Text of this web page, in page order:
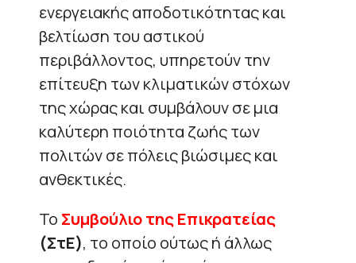
ενεργειακής αποδοτικότητας και
βελτίωση του αστικού
περιβάλλοντος, υπηρετούν την
επίτευξη των κλιματικών στόχων
της χώρας και συμβάλουν σε μια
καλύτερη ποιότητα ζωής των
πολιτών σε πόλεις βιώσιμες και
ανθεκτικές.
Το Συμβούλιο της Επικρατείας
(ΣτΕ), το οποίο ούτως ή άλλως